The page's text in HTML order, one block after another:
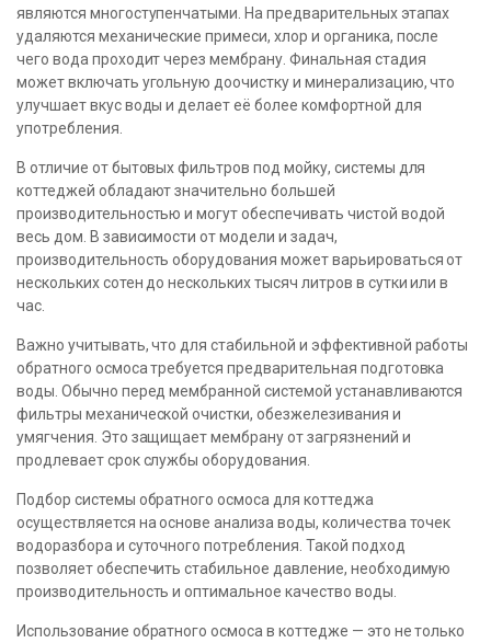
являются многоступенчатыми. На предварительных этапах
удаляются механические примеси, хлор и органика, после
чего вода проходит через мембрану. Финальная стадия
может включать угольную доочистку и минерализацию, что
улучшает вкус воды и делает её более комфортной для
употребления.
В отличие от бытовых фильтров под мойку, системы для
коттеджей обладают значительно большей
производительностью и могут обеспечивать чистой водой
весь дом. В зависимости от модели и задач,
производительность оборудования может варьироваться от
нескольких сотен до нескольких тысяч литров в сутки или в
час.
Важно учитывать, что для стабильной и эффективной работы
обратного осмоса требуется предварительная подготовка
воды. Обычно перед мембранной системой устанавливаются
фильтры механической очистки, обезжелезивания и
умягчения. Это защищает мембрану от загрязнений и
продлевает срок службы оборудования.
Подбор системы обратного осмоса для коттеджа
осуществляется на основе анализа воды, количества точек
водоразбора и суточного потребления. Такой подход
позволяет обеспечить стабильное давление, необходимую
производительность и оптимальное качество воды.
Использование обратного осмоса в коттедже — это не только